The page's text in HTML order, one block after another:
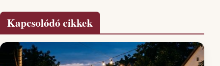
Kapcsolódó cikkek